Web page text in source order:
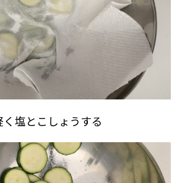
塩とこしょうする